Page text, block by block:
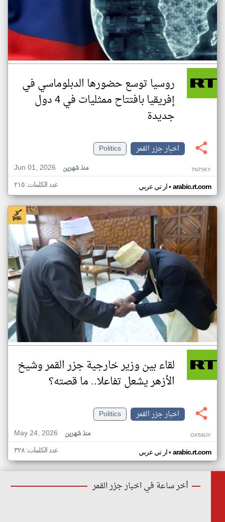
روسيا توسع حضورها الدبلوماسي في
إفريقيا بافتتاح ممثليات في 4 دول
جديدة
اخبار جزر القمر
Politics
Jun 01, 2026
منذ شهرين TN75KY
ار تي عربي• arabic.rt.com عدد الكلمات: ٢١٥
لقاء بين وزير خارجية جزر القمر وشيخ
الأزهر يشعل تفاعلا.. ما قصته؟
اخبار جزر القمر
Politics
May 24, 2026
منذ شهرين OX58UY
ار تي عربي• arabic.rt.com عدد الكلمات: ٣٢٨
أخر ساعة في اخبار جزر القمر